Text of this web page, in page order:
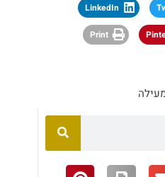
LinkedIn
Print